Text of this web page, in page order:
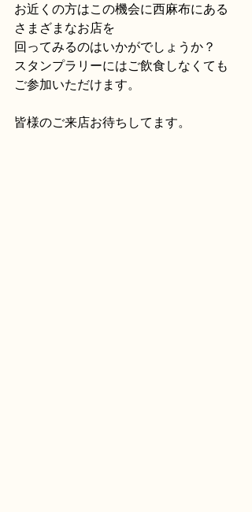
お近くの方はこの機会に西麻布にある
さまざまなお店を
回ってみるのはいかがでしょうか？
スタンプラリーにはご飲食しなくても
ご参加いただけます。
皆様のご来店お待ちしてます。